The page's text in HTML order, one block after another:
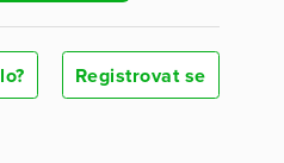
Registrovat se